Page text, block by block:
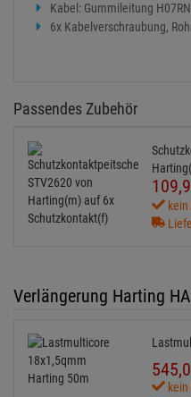
Kabel: Gummileitung
6x Kabelverschraubung,
Passendes Zubehör
109,
kein
Verlängerung Harting
545,
kein